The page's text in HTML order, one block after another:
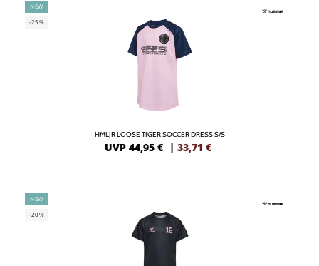
NEW
-25%
HMLJR LOOSE TIGER SOCCER DRESS S/S
UVP 44,95 € | 33,71 €
NEW
-20%